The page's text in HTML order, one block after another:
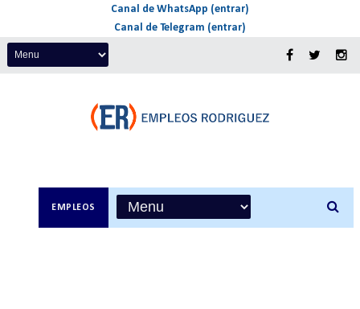
Canal de WhatsApp (entrar)
Canal de Telegram (entrar)
EMPLEOS